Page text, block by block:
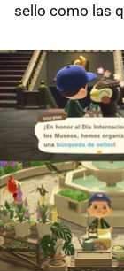
sello como las